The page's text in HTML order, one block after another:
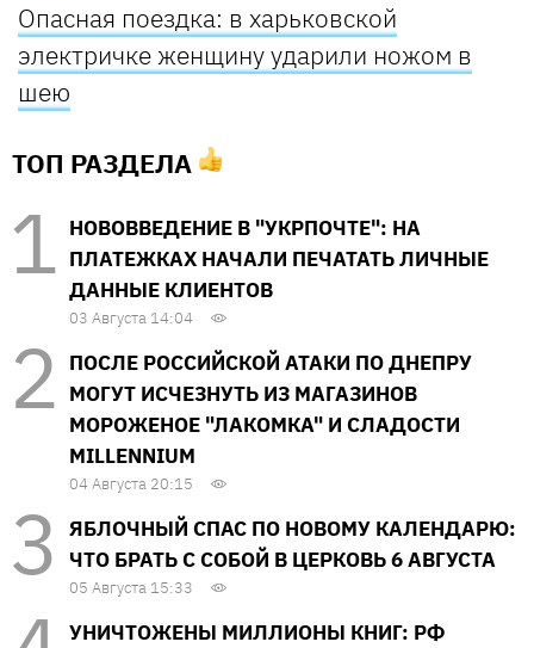
Опасная поездка: в харьковской
электричке женщину ударили ножом в
шею
ТОП РАЗДЕЛА
НОВОВВЕДЕНИЕ В "УКРПОЧТЕ": НА
ПЛАТЕЖКАХ НАЧАЛИ ПЕЧАТАТЬ ЛИЧНЫЕ
ДАННЫЕ КЛИЕНТОВ
03 Августа 14:04
ПОСЛЕ РОССИЙСКОЙ АТАКИ ПО ДНЕПРУ
МОГУТ ИСЧЕЗНУТЬ ИЗ МАГАЗИНОВ
МОРОЖЕНОЕ "ЛАКОМКА" И СЛАДОСТИ
MILLENNIUM
04 Августа 20:15
ЯБЛОЧНЫЙ СПАС ПО НОВОМУ КАЛЕНДАРЮ:
ЧТО БРАТЬ С СОБОЙ В ЦЕРКОВЬ 6 АВГУСТА
05 Августа 15:33
УНИЧТОЖЕНЫ МИЛЛИОНЫ КНИГ: РФ